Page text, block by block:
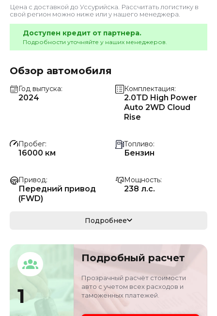
Цена с доставкой до Уссурийска . Рассчитать логистику в
свой регион можно ниже или у нашего менеджера.
Доступен кредит от партнера.
Подробности уточняйте у наших менеджеров.
Обзор автомобиля
Год выпуска
2024
Комплектация
2.0TD High Power
Auto 2WD Cloud
Rise
Пробег
16000 км
Топливо
Бензин
Привод
Передний привод
(FWD)
Мощность
238 л.с.
175 кВ
Кузов
кроссовер/
внедорожник
LB37852Z3RS161112
Объём двигателя
2 л
Цвет
Подробнее
1
Подробный расчет
Прозрачный расчёт стоимости
авто с учетом всех расходов и
таможенных платежей.